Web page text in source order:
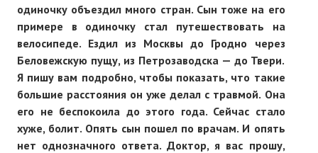
одиночку объездил много стран. Сын тоже на его
примере в одиночку стал путешествовать на
велосипеде. Ездил из Москвы до Гродно через
Беловежскую пущу, из Петрозаводска — до Твери.
Я пишу вам подробно, чтобы показать, что такие
большие расстояния он уже делал с травмой. Она
его не беспокоила до этого года. Сейчас стало
хуже, болит. Опять сын пошел по врачам. И опять
нет однозначного ответа. Доктор, я вас прошу,